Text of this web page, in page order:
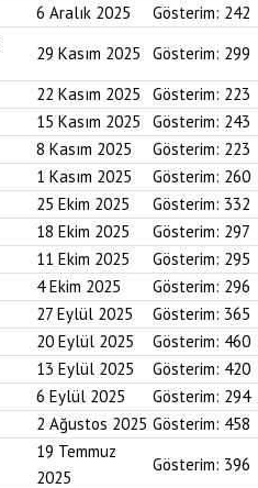
6 Aralık 2025 Gösterim: 242
29 Kasım 2025 Gösterim: 299
22 Kasım 2025 Gösterim: 223
15 Kasım 2025 Gösterim: 243
8 Kasım 2025 Gösterim: 223
1 Kasım 2025 Gösterim: 260
25 Ekim 2025 Gösterim: 332
18 Ekim 2025 Gösterim: 297
11 Ekim 2025 Gösterim: 295
4 Ekim 2025 Gösterim: 296
27 Eylül 2025 Gösterim: 365
20 Eylül 2025 Gösterim: 460
13 Eylül 2025 Gösterim: 420
6 Eylül 2025 Gösterim: 294
2 Ağustos 2025 Gösterim: 458
19 Temmuz
2025
Gösterim: 396